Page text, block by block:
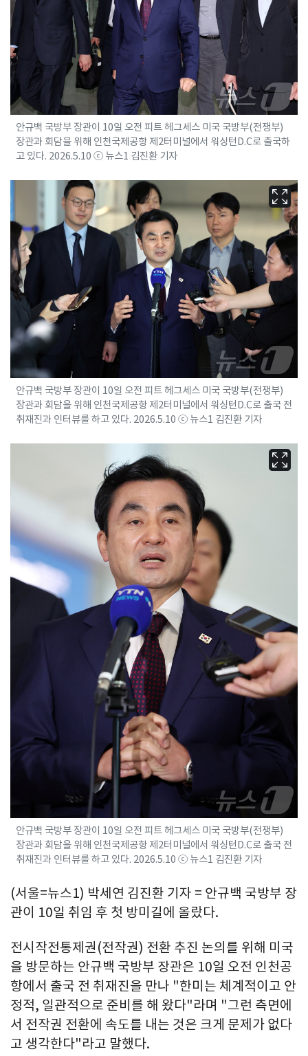
안규백 국방부 장관이 10일 오전 피트 헤그세스 미국 국방부(전쟁부)
장관과 회담을 위해 인천국제공항 제2터미널에서 워싱턴D.C로 출국하
고 있다. 2026.5.10 ⓒ 뉴스1 김진환 기자
안규백 국방부 장관이 10일 오전 피트 헤그세스 미국 국방부(전쟁부)
장관과 회담을 위해 인천국제공항 제2터미널에서 워싱턴D.C로 출국 전
취재진과 인터뷰를 하고 있다. 2026.5.10 ⓒ 뉴스1 김진환 기자
안규백 국방부 장관이 10일 오전 피트 헤그세스 미국 국방부(전쟁부)
장관과 회담을 위해 인천국제공항 제2터미널에서 워싱턴D.C로 출국 전
취재진과 인터뷰를 하고 있다. 2026.5.10 ⓒ 뉴스1 김진환 기자
(서울=뉴스1) 박세연 김진환 기자 = 안규백 국방부 장
관이 10일 취임 후 첫 방미길에 올랐다.
전시작전통제권(전작권) 전환 추진 논의를 위해 미국
을 방문하는 안규백 국방부 장관은 10일 오전 인천공
항에서 출국 전 취재진을 만나 "한미는 체계적이고 안
정적, 일관적으로 준비를 해 왔다"라며 "그런 측면에
서 전작권 전환에 속도를 내는 것은 크게 문제가 없다
고 생각한다"라고 말했다.